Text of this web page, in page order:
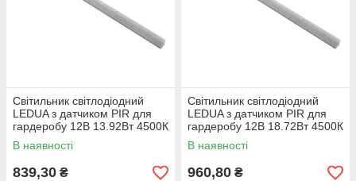
Світильник світлодіодний
LEDUA з датчиком PIR для
гардеробу 12В 13.92Вт 4500К
1500мм
В наявності
839,30 ₴
Світильник світлодіодний
LEDUA з датчиком PIR для
гардеробу 12В 18.72Вт 4500К
2000мм
В наявності
960,80 ₴